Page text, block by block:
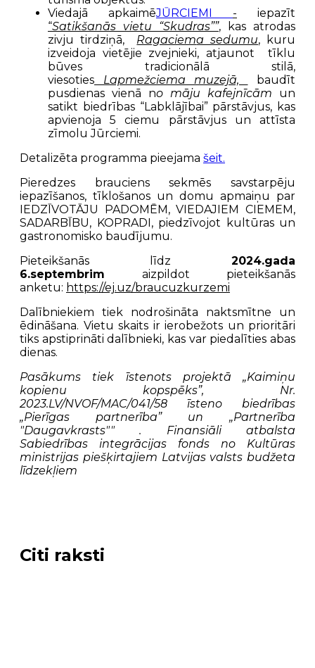
Viedajā apkaimēJŪRCIEMI - iepazīt
“Satikšanās vietu “Skudras””, kas atrodas
zivju tirdziņā, Ragaciema sedumu, kuru
izveidoja vietējie zvejnieki, atjaunot tīklu
būves tradicionālā stilā,
viesoties Lapmežciema muzejā,
baudīt
pusdienas vienā no māju kafejnīcām un
satikt biedrības “Labklājībai” pārstāvjus, kas
apvienoja 5 ciemu pārstāvjus un attīsta
zīmolu Jūrciemi.
Detalizēta programma pieejama šeit.
Pieredzes brauciens sekmēs savstarpēju
iepazīšanos, tīklošanos un domu apmaiņu par
IEDZĪVOTĀJU PADOMĒM, VIEDAJIEM CIEMEM,
SADARBĪBU, KOPRADI, piedzīvojot kultūras un
gastronomisko baudījumu.
Pieteikšanās līdz 2024.gada
6.septembrim aizpildot pieteikšanās
anketu: https://ej.uz/braucuzkurzemi
Dalībniekiem tiek nodrošināta naktsmītne un
ēdināšana. Vietu skaits ir ierobežots un prioritāri
tiks apstiprināti dalībnieki, kas var piedalīties abas
dienas.
Pasākums tiek īstenots projektā „Kaimiņu
kopienu kopspēks”, Nr.
2023.LV/NVOF/MAC/041/58 īsteno biedrības
„Pierīgas partnerība” un „Partnerība
"Daugavkrasts"" . Finansiāli atbalsta
Sabiedrības integrācijas fonds no Kultūras
ministrijas piešķirtajiem Latvijas valsts budžeta
līdzekļiem
Citi raksti